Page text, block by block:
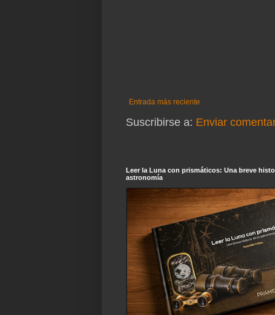
Entrada más reciente
Suscribirse a: Enviar
Leer la Luna con prismáticos: Una breve
astronomía